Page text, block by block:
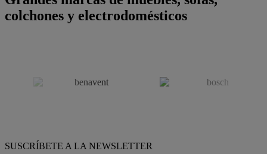
colchones y electrodomésticos
SUSCRÍBETE A LA NEWSLETTER